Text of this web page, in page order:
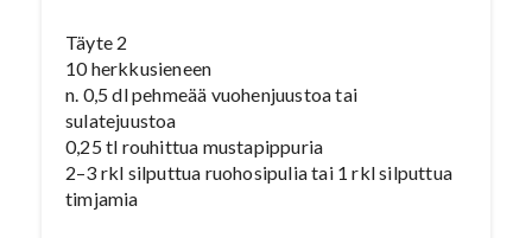
Täyte 2
10 herkkusieneen
n. 0,5 dl pehmeää vuohenjuustoa tai
sulatejuustoa
0,25 tl rouhittua mustapippuria
2–3 rkl silputtua ruohosipulia tai 1 rkl silputtua
timjamia